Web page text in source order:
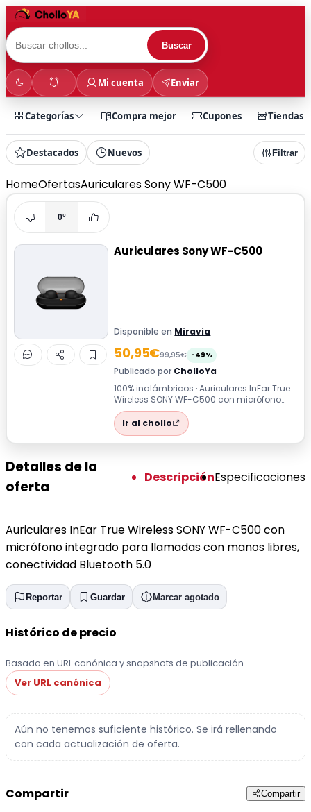
Buscar
Mi cuenta Enviar
Categorías Compra mejor Cupones Tiendas
Destacados Nuevos Filtrar
HomeOfertasAuriculares Sony WF-C500
0°
Auriculares Sony WF-C500
Disponible en Miravia
50,95€99,95€ -49%
Publicado por CholloYa
100% inalámbricos · Auriculares InEar True
Wireless SONY WF-C500 con micrófono
integrado para llamadas con manos
libr...Ir al chollo
Detalles de la
oferta
DescripciónEspecificaciones
Auriculares InEar True Wireless SONY WF-C500 con
micrófono integrado para llamadas con manos libres,
conectividad Bluetooth 5.0
Reportar Guardar Marcar agotado
Histórico de precio
Basado en URL canónica y snapshots de publicación.
Ver URL canónica
Aún no tenemos suficiente histórico. Se irá rellenando
con cada actualización de oferta.
Compartir Compartir